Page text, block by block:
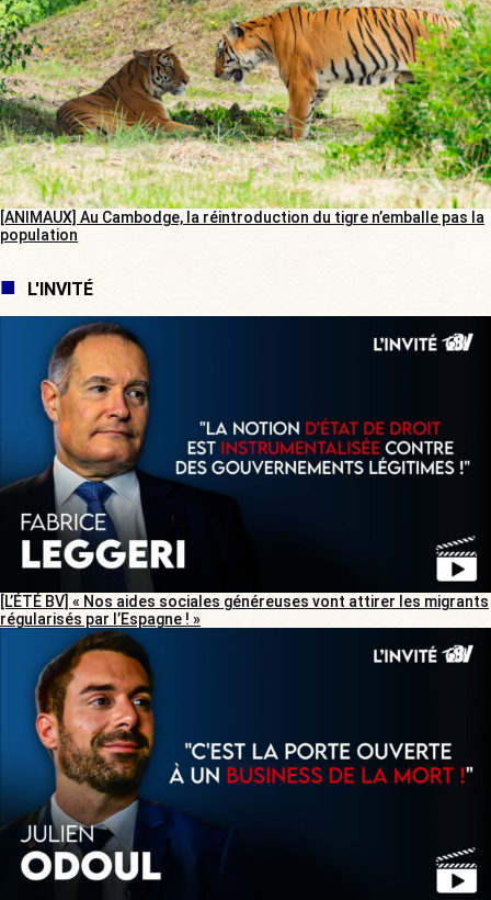
[ANIMAUX] Au Cambodge, la réintroduction du tigre n’emballe pas la
population
L'INVITÉ
[L’ÉTÉ BV] « Nos aides sociales généreuses vont attirer les migrants
régularisés par l’Espagne ! »